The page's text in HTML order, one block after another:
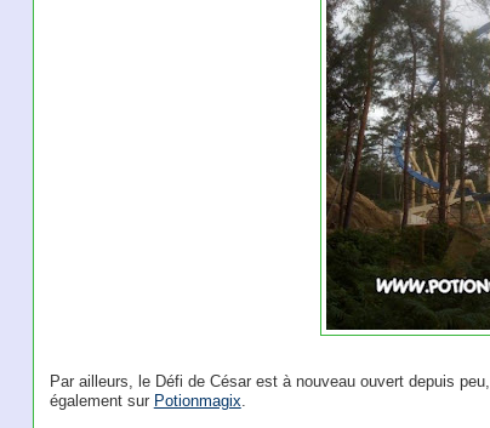
Par ailleurs, le Défi de César est à nouveau ouvert depuis
également sur Potionmagix